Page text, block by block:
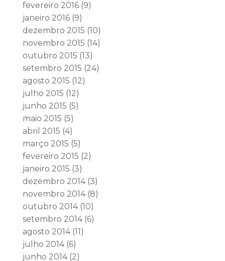
fevereiro 2016(9)
janeiro 2016(9)
dezembro 2015 (10)
novembro 2015 (14)
outubro 2015 (13)
setembro 2015 (24)
agosto 2015 (12)
julho 2015 (12)
junho 2015 (5)
maio 2015 (5)
abril 2015 (4)
março 2015 (5)
fevereiro 2015 (2)
janeiro 2015 (3)
dezembro 2014(3)
novembro 2014(8)
outubro 2014(10)
setembro 2014(6)
agosto 2014(11)
julho 2014(6)
junho 2014(2)